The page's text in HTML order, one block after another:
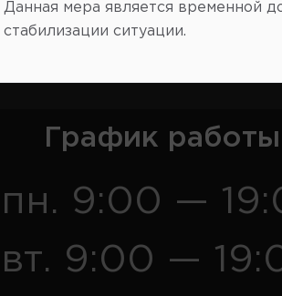
График
пн. 9:00 —
вт. 9:00 —
Данная мера является временной
стабилизации ситуации.